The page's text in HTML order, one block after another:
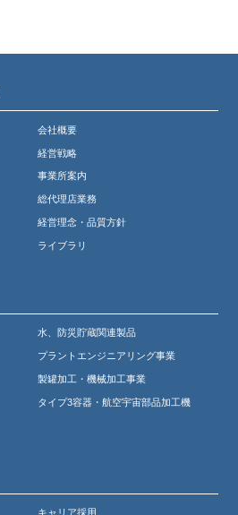
会社概要
経営戦略
事業所案内
総代理店業務
経営理念・品質方針
ライブラリ
水、防災貯蔵関連製品
プラントエンジニアリング事業
製罐加工・機械加工事業
タイプ3容器・航空宇宙部品加工機
キャリア採用